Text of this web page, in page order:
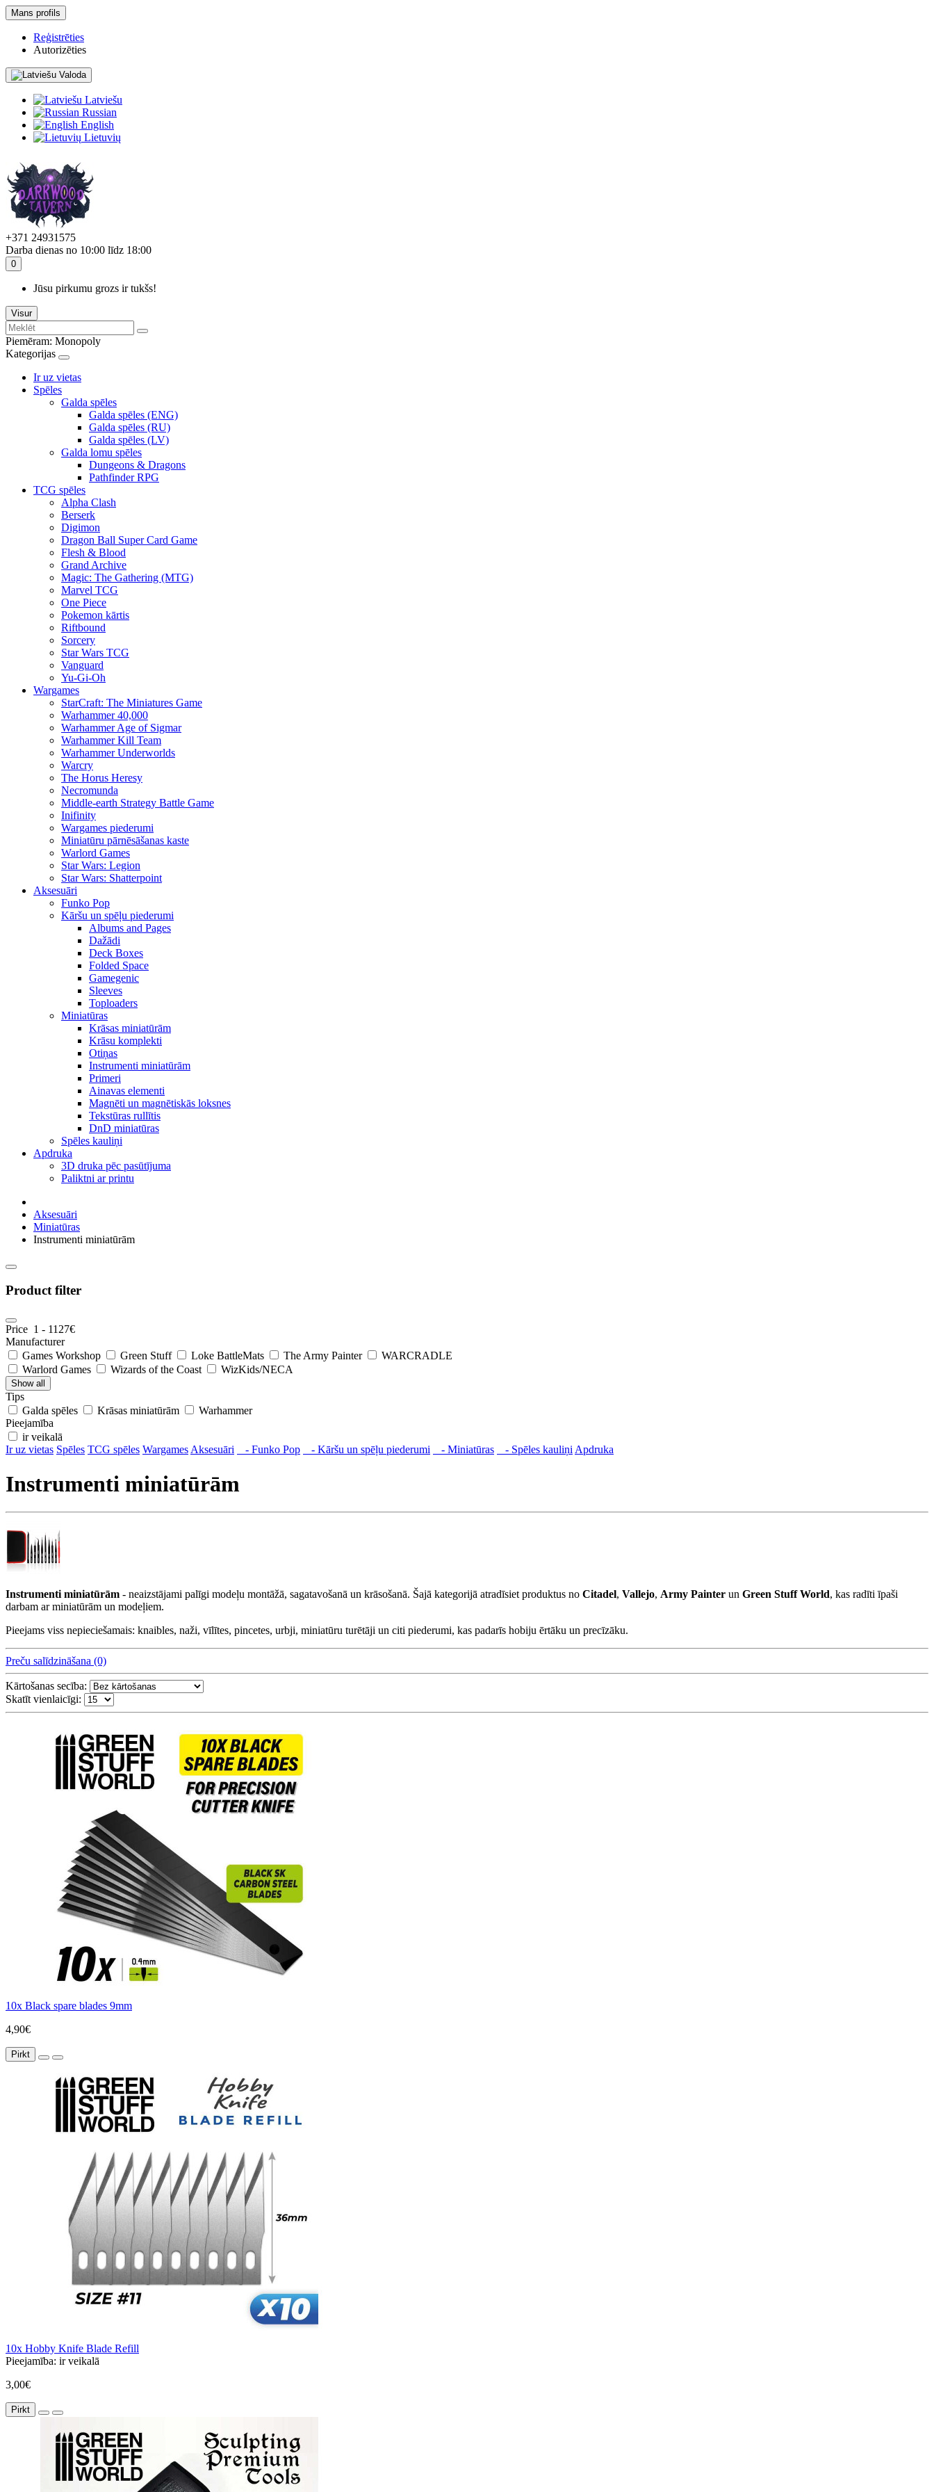
Mans profils
Reģistrēties
Autorizēties
Valoda
Latviešu
Russian
English
Lietuvių
+371 24931575
Darba dienas no 10:00 līdz 18:00
0
Jūsu pirkumu grozs ir tukšs!
Visur
Piemēram: Monopoly
Kategorijas
Ir uz vietas
Spēles
Galda spēles
Galda spēles (ENG)
Galda spēles (RU)
Galda spēles (LV)
Galda lomu spēles
Dungeons & Dragons
Pathfinder RPG
TCG spēles
Alpha Clash
Berserk
Digimon
Dragon Ball Super Card Game
Flesh & Blood
Grand Archive
Magic: The Gathering (MTG)
Marvel TCG
One Piece
Pokemon kārtis
Riftbound
Sorcery
Star Wars TCG
Vanguard
Yu-Gi-Oh
Wargames
StarCraft: The Miniatures Game
Warhammer 40,000
Warhammer Age of Sigmar
Warhammer Kill Team
Warhammer Underworlds
Warcry
The Horus Heresy
Necromunda
Middle-earth Strategy Battle Game
Inifinity
Wargames piederumi
Miniatūru pārnēsāšanas kaste
Warlord Games
Star Wars: Legion
Star Wars: Shatterpoint
Aksesuāri
Funko Pop
Kāršu un spēļu piederumi
Albums and Pages
Dažādi
Deck Boxes
Folded Space
Gamegenic
Sleeves
Toploaders
Miniatūras
Krāsas miniatūrām
Krāsu komplekti
Otiņas
Instrumenti miniatūrām
Primeri
Ainavas elementi
Magnēti un magnētiskās loksnes
Tekstūras rullītis
DnD miniatūras
Spēles kauliņi
Apdruka
3D druka pēc pasūtījuma
Paliktni ar printu
Aksesuāri
Miniatūras
Instrumenti miniatūrām
Product filter
Price 1 - 1127€
Manufacturer
Games Workshop
Green Stuff Loke BattleMats The Army Painter
WARCRADLE
Warlord Games
Wizards of the Coast WizKids/NECA
Show all
Tips
Galda spēles
Krāsas miniatūrām
Warhammer
Pieejamība
ir veikalā
Ir uz vietas Spēles TCG spēles WargamesAksesuāri - Funko Pop - Kāršu un spēļu piederumi - Miniatūras - Spēles kauliņiApdruka
Instrumenti miniatūrām
Instrumenti miniatūrām - neaizstājami palīgi modeļu montāžā, sagatavošanā un krāsošanā. Šajā kategorijā atradīsiet produktus no Citadel, Vallejo, Army Painter un Green Stuff World, kas radīti īpaši
darbam ar miniatūrām un modeļiem.
Pieejams viss nepieciešamais: knaibles, naži, vīlītes, pincetes, urbji, miniatūru turētāji un citi piederumi, kas padarīs hobiju ērtāku un precīzāku.
Preču salīdzināšana (0)
Kārtošanas secība:
Skatīt vienlaicīgi:
10x Black spare blades 9mm
4,90€
Pirkt
10x Hobby Knife Blade Refill
Pieejamība: ir veikalā
3,00€
Pirkt